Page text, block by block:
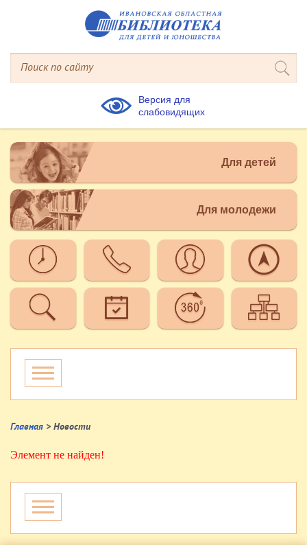
Версия для
слабовидящих
Для детей
Для молодежи
Главная > Новости
Элемент не найден!